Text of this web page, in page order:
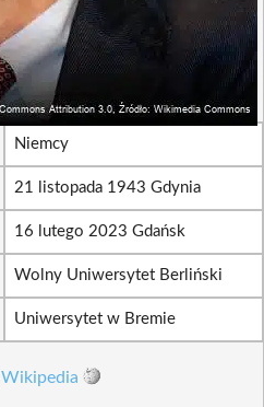
Niemcy
21 listopada 1943 Gdynia
16 lutego 2023 Gdańsk
Wolny Uniwersytet Berliński
Uniwersytet w Bremie
Wikipedia